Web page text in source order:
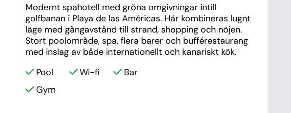
Modernt spahotell med gröna omgivningar intill
golfbanan i Playa de las Américas. Här kombineras lugnt
läge med gångavstånd till strand, shopping och nöjen.
Stort poolområde, spa, flera barer och bufférestaurang
med inslag av både internationellt och kanariskt kök.
Pool
Wi-fi
Bar
Gym